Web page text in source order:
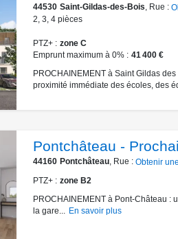
44530 Saint-Gildas-des-Bois, Rue :
2, 3, 4 pièces
PTZ+
zone C
Emprunt maximum à 0%
41 400 €
PROCHAINEMENT à Saint Gildas
proximité immédiate des écoles, des
Pontchâteau -
44160 Pontchâteau, Rue : Obtenir
PTZ+
zone B2
PROCHAINEMENT à Pont-Château :
la gare...
En savoir plus